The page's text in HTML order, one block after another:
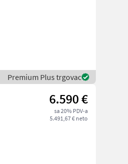
Premium Plus trgovac
6.590 €
sa 20% PDV-a
5.491,67 € neto